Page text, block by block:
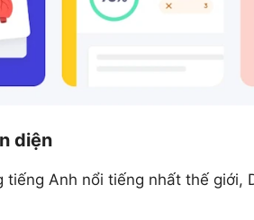
diện
Anh nổi tiếng nhất thế giới,